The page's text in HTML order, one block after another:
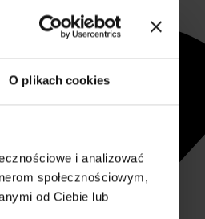
O plikach cookies
i analizować
społecznościowym,
od Ciebie lub